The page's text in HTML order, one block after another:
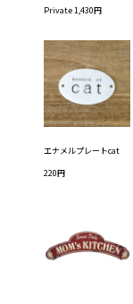
Private 1,430円
エナメルプレートcat
220円